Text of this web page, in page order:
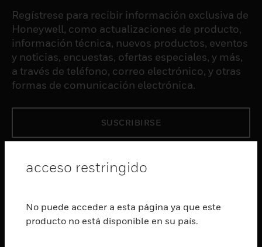
Regístrese para recibir información exclusiva de
Honeywell, como actualizaciones de producto,
información técnica, nuevos productos, eventos
y noticias, encuestas, ofertas especiales, y más,
a través de teléfono, correo electrónico, y otras
formas de comunicación electrónica.
SUSCRIBIRSE
Cambiar vista
SERVICIOS
acceso restringido
No puede acceder a esta página ya que este
producto no está disponible en su país.